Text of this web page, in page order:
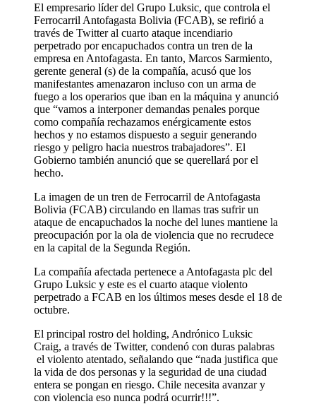
El empresario líder del Grupo Luksic, que controla el
Ferrocarril Antofagasta Bolivia (FCAB), se refirió a
través de Twitter al cuarto ataque incendiario
perpetrado por encapuchados contra un tren de la
empresa en Antofagasta. En tanto, Marcos Sarmiento,
gerente general (s) de la compañía, acusó que los
manifestantes amenazaron incluso con un arma de
fuego a los operarios que iban en la máquina y anunció
que “vamos a interponer demandas penales porque
como compañía rechazamos enérgicamente estos
hechos y no estamos dispuesto a seguir generando
riesgo y peligro hacia nuestros trabajadores”. El
Gobierno también anunció que se querellará por el
hecho.
La imagen de un tren de Ferrocarril de Antofagasta
Bolivia (FCAB) circulando en llamas tras sufrir un
ataque de encapuchados la noche del lunes mantiene la
preocupación por la ola de violencia que no recrudece
en la capital de la Segunda Región.
La compañía afectada pertenece a Antofagasta plc del
Grupo Luksic y este es el cuarto ataque violento
perpetrado a FCAB en los últimos meses desde el 18 de
octubre.
El principal rostro del holding, Andrónico Luksic
Craig, a través de Twitter, condenó con duras palabras
el violento atentado, señalando que “nada justifica que
la vida de dos personas y la seguridad de una ciudad
entera se pongan en riesgo. Chile necesita avanzar y
con violencia eso nunca podrá ocurrir!!!”.